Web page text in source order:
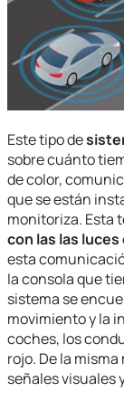
Este tipo de
sobre cuánto
de color,
que se están
monitoriza. Esta
con las las
esta
la consola que
sistema se
movimiento y la
coches, los
rojo. De la
señales visuales